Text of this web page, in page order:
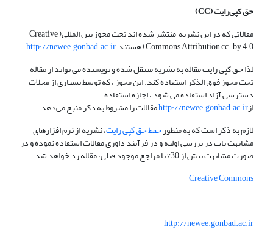
حق کپی‌رایت(CC)
مقالاتی که در این نشریه منتشر شده اند تحت مجوز بین المللی( Creative
Commons Attribution cc-by 4.0) هستند.
http://newee.gonbad.ac.ir
لذا حق کپی رایت مقاله به نشریه منتقل شده و نویسنده می تواند از مقاله
تحت مجوز فوق الذکر استفاده کند. این مجوز ، که توسط بسیاری از مجلات
دسترسی آزاد استفاده می شود ، اجازه استفاده
ازhttp://newee.gonbad.ac.irمقالات را مشروط به ذکر منبع می‌دهد.
لازم به ذکر است که به منظورحفظ حق کپی رایت، نشریه از نرم افزارهای
مشابهت یاب در بررسی اولیه و در فرآیند داوری مقالات استفاده نموده و در
صورت مشابهت بیش از 30% با مراجع موجود قبلی، مقاله رد خواهد شد.
Creative Commons
http://newee.gonbad.ac.ir